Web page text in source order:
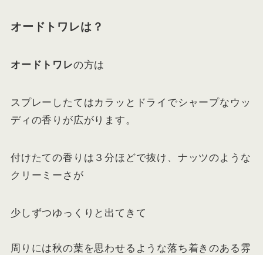
オードトワレは？
オードトワレの方は
スプレーしたてはカラッとドライでシャープなウッ
ディの香りが広がります。
付けたての香りは３分ほどで抜け、ナッツのような
クリーミーさが
少しずつゆっくりと出てきて
周りには秋の葉を思わせるような落ち着きのある雰